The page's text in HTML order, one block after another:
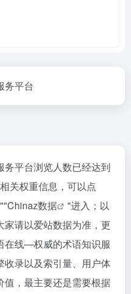
务平台
平台浏览人数已经达到
关权重信息，可以点
""Chinaz数据
"进入；以
家请以爱站数据为准，更
在线—权威的术语知识服
收录以及索引量、用户体
值，最主要还是需要根据